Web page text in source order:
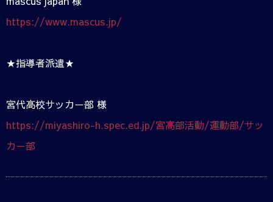
https://www.mascus.jp/
★指導者派遣★
宮代高校サッカー部 様
https://miyashiro-h.spec.ed.jp/宮高部活動/運動部/サッ
カー部